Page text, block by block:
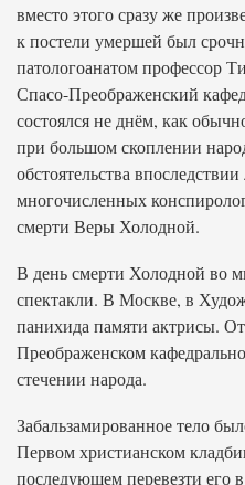
вместо этого сразу же
к постели умершей был
патологоанатом профессор
Спасо-Преображенский
состоялся не днём, как
при большом скоплении
обстоятельства
многочисленных
смерти Веры Холодной.
В день смерти Холодной во
спектакли. В Москве, в
панихида памяти актрисы.
Преображенском
стечении народа.
Забальзамированное тело
Первом христианском
последующем перевезти его